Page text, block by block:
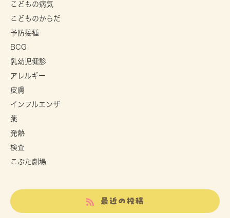
こどもの病気
こどものからだ
予防接種
BCG
乳幼児健診
アレルギー
皮膚
インフルエンザ
薬
発熱
検査
こぶた劇場
最近の投稿